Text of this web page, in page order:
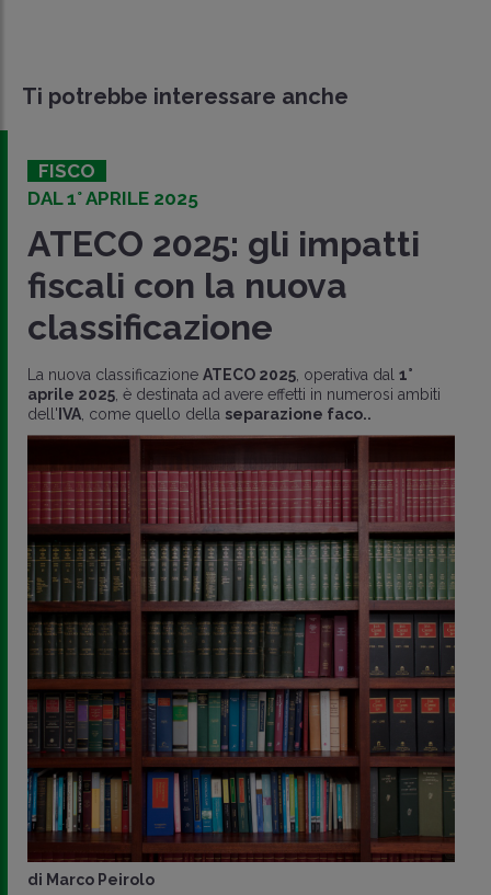
Ti potrebbe interessare anche
FISCO
DAL 1° APRILE 2025
ATECO 2025: gli impatti
fiscali con la nuova
classificazione
La nuova classificazione ATECO 2025 , operativa dal 1°
aprile 2025 , è destinata ad avere effetti in numerosi ambiti
dell' IVA , come quello della separazione faco..
di Marco Peirolo